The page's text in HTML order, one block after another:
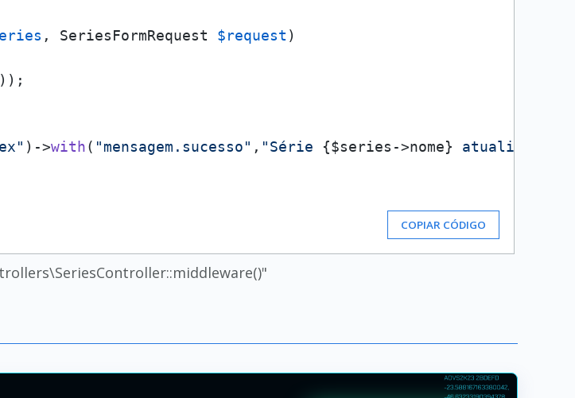
, SeriesFormRequest $request )
)->with( "mensagem.sucesso" , "Série {$series->nome} atualizada
COPIAR CÓDIGO